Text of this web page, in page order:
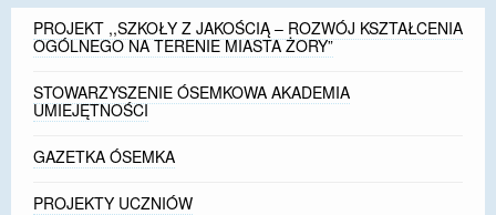
PROJEKT ,,SZKOŁY Z JAKOŚCIĄ – ROZWÓJ KSZTAŁCENIA
OGÓLNEGO NA TERENIE MIASTA ŻORY”
STOWARZYSZENIE ÓSEMKOWA AKADEMIA
UMIEJĘTNOŚCI
GAZETKA ÓSEMKA
PROJEKTY UCZNIÓW